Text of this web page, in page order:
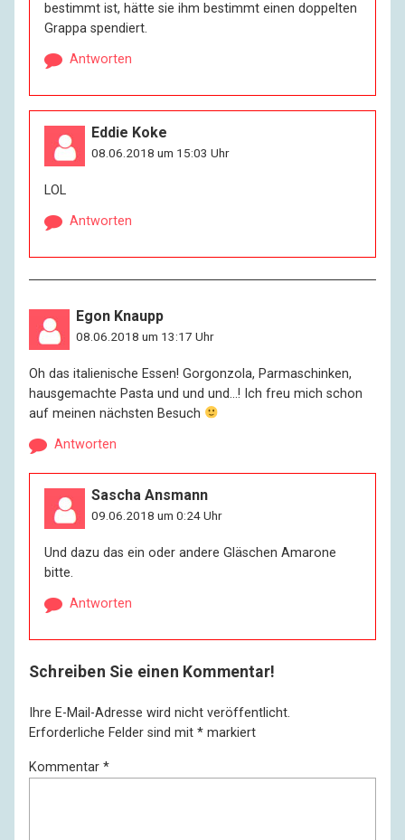
bestimmt ist, hätte sie ihm bestimmt einen doppelten
Grappa spendiert.
Antworten
Eddie Koke
08.06.2018 um 15:03 Uhr
LOL
Antworten
Egon Knaupp
08.06.2018 um 13:17 Uhr
Oh das italienische Essen! Gorgonzola, Parmaschinken,
hausgemachte Pasta und und und…! Ich freu mich schon
auf meinen nächsten Besuch
Antworten
Sascha Ansmann
09.06.2018 um 0:24 Uhr
Und dazu das ein oder andere Gläschen Amarone
bitte.
Antworten
Schreiben Sie einen Kommentar!
Ihre E-Mail-Adresse wird nicht veröffentlicht.
Erforderliche Felder sind mit * markiert
Kommentar *